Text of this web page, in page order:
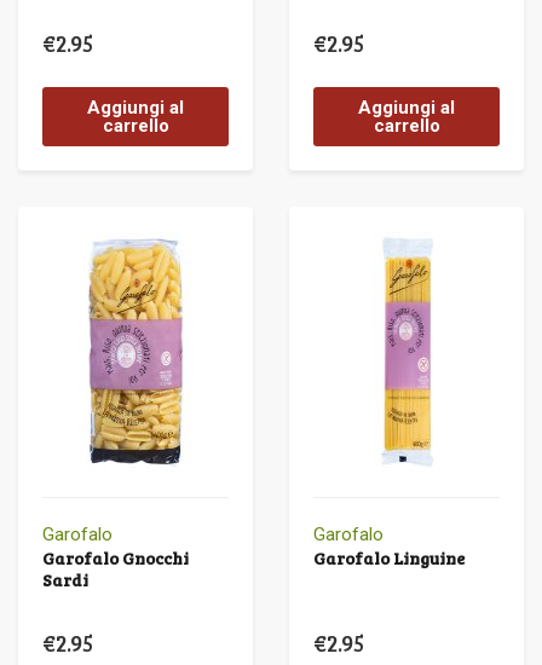
€2.95
Aggiungi al
carrello
€2.95
Aggiungi al
carrello
Garofalo
Garofalo Gnocchi
Sardi
€2.95
Garofalo
Garofalo Linguine
€2.95